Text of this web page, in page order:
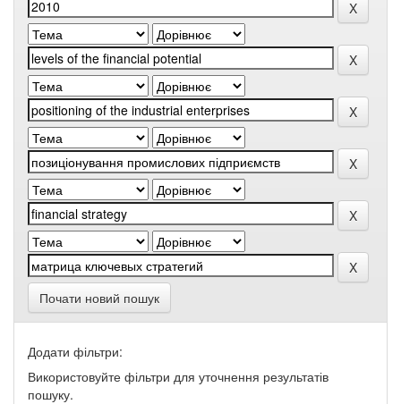
Почати новий пошук
Додати фільтри:
Використовуйте фільтри для уточнення результатів
пошуку.